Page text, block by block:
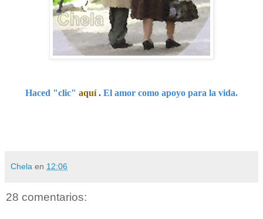
Haced "clic" aquí. El amor como apoyo para la vida.
Chela en 12:06
28 comentarios: